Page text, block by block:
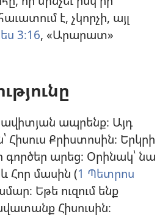
է, չկորչի, այլ
3։16, «Արարատ»
ապրենք։ Այդ
Քրիստոսին։ Երկրի
արեց։ Օրինակ՝ նա
Հոր մասին (1 Պետրոս
Եթե ուզում ենք
Հիսուսին։